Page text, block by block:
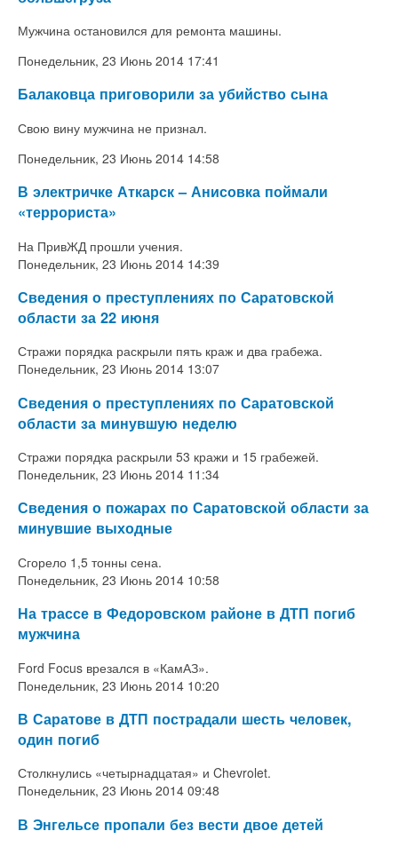
Мужчина остановился для ремонта машины.
Понедельник, 23 Июнь 2014 17:41
Балаковца приговорили за убийство сына
Свою вину мужчина не признал.
Понедельник, 23 Июнь 2014 14:58
В электричке Аткарск – Анисовка поймали
«террориста»
На ПривЖД прошли учения.
Понедельник, 23 Июнь 2014 14:39
Сведения о преступлениях по Саратовской
области за 22 июня
Стражи порядка раскрыли пять краж и два грабежа.
Понедельник, 23 Июнь 2014 13:07
Сведения о преступлениях по Саратовской
области за минувшую неделю
Стражи порядка раскрыли 53 кражи и 15 грабежей.
Понедельник, 23 Июнь 2014 11:34
Сведения о пожарах по Саратовской области за
минувшие выходные
Сгорело 1,5 тонны сена.
Понедельник, 23 Июнь 2014 10:58
На трассе в Федоровском районе в ДТП погиб
мужчина
Ford Focus врезался в «КамАЗ».
Понедельник, 23 Июнь 2014 10:20
В Саратове в ДТП пострадали шесть человек,
один погиб
Столкнулись «четырнадцатая» и Chevrolet.
Понедельник, 23 Июнь 2014 09:48
В Энгельсе пропали без вести двое детей